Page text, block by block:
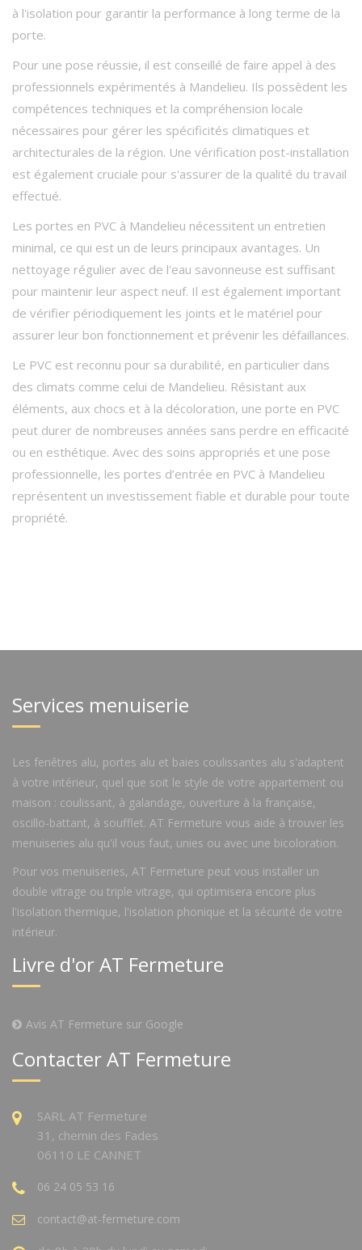
à l'isolation pour garantir la performance à long terme de la
porte.
Pour une pose réussie, il est conseillé de faire appel à des
professionnels expérimentés à Mandelieu. Ils possèdent les
compétences techniques et la compréhension locale
nécessaires pour gérer les spécificités climatiques et
architecturales de la région. Une vérification post-installation
est également cruciale pour s'assurer de la qualité du travail
effectué.
Les portes en PVC à Mandelieu nécessitent un entretien
minimal, ce qui est un de leurs principaux avantages. Un
nettoyage régulier avec de l'eau savonneuse est suffisant
pour maintenir leur aspect neuf. Il est également important
de vérifier périodiquement les joints et le matériel pour
assurer leur bon fonctionnement et prévenir les défaillances.
Le PVC est reconnu pour sa durabilité, en particulier dans
des climats comme celui de Mandelieu. Résistant aux
éléments, aux chocs et à la décoloration, une porte en PVC
peut durer de nombreuses années sans perdre en efficacité
ou en esthétique. Avec des soins appropriés et une pose
professionnelle, les portes d’entrée en PVC à Mandelieu
représentent un investissement fiable et durable pour toute
propriété.
Services menuiserie
Les fenêtres alu, portes alu et baies coulissantes alu s'adaptent
à votre intérieur, quel que soit le style de votre appartement ou
maison : coulissant, à galandage, ouverture à la française,
oscillo-battant, à soufflet. AT Fermeture vous aide à trouver les
menuiseries alu qu'il vous faut, unies ou avec une bicoloration.
Pour vos menuiseries, AT Fermeture peut vous installer un
double vitrage ou triple vitrage, qui optimisera encore plus
l'isolation thermique, l'isolation phonique et la sécurité de votre
intérieur.
Livre d'or AT Fermeture
Avis AT Fermeture sur Google
Contacter AT Fermeture
SARL AT Fermeture
31, chemin des Fades
06110 LE CANNET
06 24 05 53 16
contact@at-fermeture.com